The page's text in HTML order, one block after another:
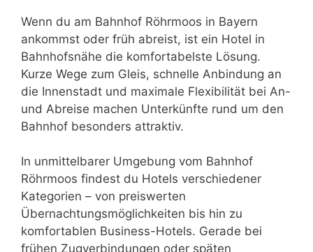
Wenn du am Bahnhof Röhrmoos in Bayern
ankommst oder früh abreist, ist ein Hotel in
Bahnhofsnähe die komfortabelste Lösung.
Kurze Wege zum Gleis, schnelle Anbindung an
die Innenstadt und maximale Flexibilität bei An-
und Abreise machen Unterkünfte rund um den
Bahnhof besonders attraktiv.
In unmittelbarer Umgebung vom Bahnhof
Röhrmoos findest du Hotels verschiedener
Kategorien – von preiswerten
Übernachtungsmöglichkeiten bis hin zu
komfortablen Business-Hotels. Gerade bei
frühen Zugverbindungen oder späten